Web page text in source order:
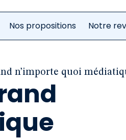
Nos propositions Notre
n’importe quoi